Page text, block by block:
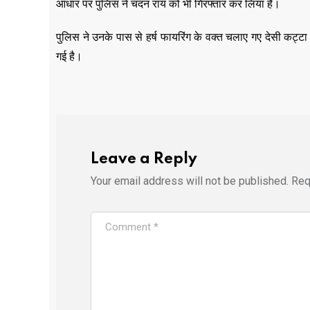
आधार पर पुलिस ने चंदन राय को भी गिरफ्तार कर लिया है।
पुलिस ने उनके पास से हर्ष फायरिंग के वक्त चलाए गए देसी
गई है।
Leave a Reply
Your email address will not be published.